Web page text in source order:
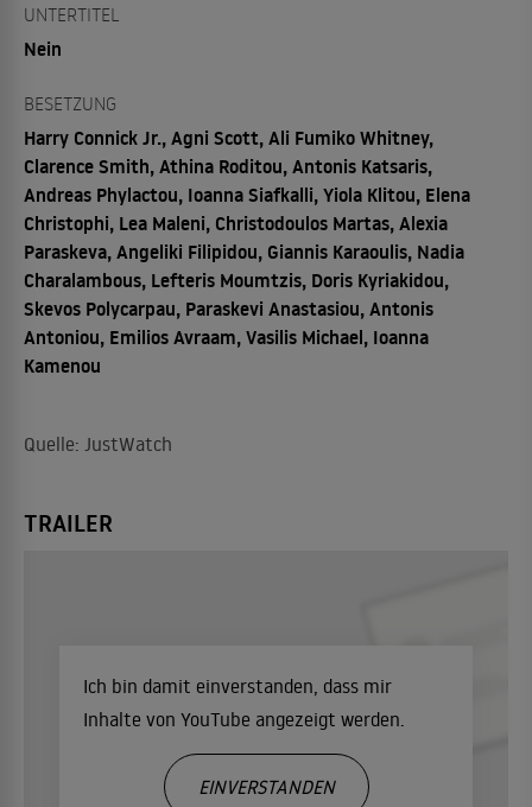
UNTERTITEL
Nein
BESETZUNG
Harry Connick Jr., Agni Scott, Ali Fumiko Whitney,
Clarence Smith, Athina Roditou, Antonis Katsaris,
Andreas Phylactou, Ioanna Siafkalli, Yiola Klitou, Elena
Christophi, Lea Maleni, Christodoulos Martas, Alexia
Paraskeva, Angeliki Filipidou, Giannis Karaoulis, Nadia
Charalambous, Lefteris Moumtzis, Doris Kyriakidou,
Skevos Polycarpau, Paraskevi Anastasiou, Antonis
Antoniou, Emilios Avraam, Vasilis Michael, Ioanna
Kamenou
Quelle: JustWatch
TRAILER
Ich bin damit einverstanden, dass mir
Inhalte von YouTube angezeigt werden.
EINVERSTANDEN